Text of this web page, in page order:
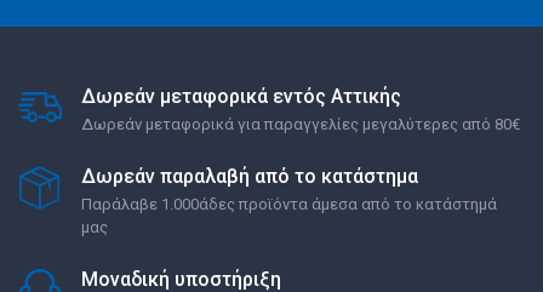
Δωρεάν μεταφορικά εντός Αττικής
Δωρεάν μεταφορικά για παραγγελίες μεγαλύτερες από 80€
Δωρεάν παραλαβή από το κατάστημα
Παράλαβε 1.000άδες προϊόντα άμεσα από το κατάστημά
μας
Μοναδική υποστήριξη